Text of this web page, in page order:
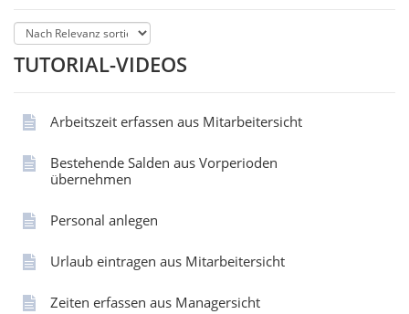
TUTORIAL-VIDEOS
Arbeitszeit erfassen aus Mitarbeitersicht
Bestehende Salden aus Vorperioden
übernehmen
Personal anlegen
Urlaub eintragen aus Mitarbeitersicht
Zeiten erfassen aus Managersicht